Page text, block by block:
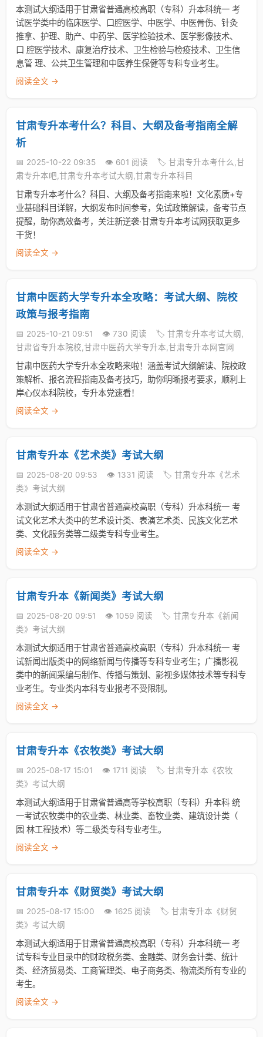
本测试大纲适用于甘肃省普通高校高职（专科）升本科统一 考
试医学类中的临床医学、口腔医学、中医学、中医骨伤、针灸
推拿、护理、助产、中药学、医学检验技术、医学影像技术、
口 腔医学技术、康复治疗技术、卫生检验与检疫技术、卫生信
息管 理、公共卫生管理和中医养生保健等专科专业考生。
阅读全文 →
甘肃专升本考什么？科目、大纲及备考指南全解
析
📅 2025-10-22 09:35 👁️ 601 阅读
🏷️ 甘肃专升本考什么,甘
肃专升本吧,甘肃专升本考试大纲,甘肃专升本科目
甘肃专升本考什么？科目、大纲及备考指南来啦！文化素质+专
业基础科目详解，大纲发布时间参考，免试政策解读，备考节点
提醒，助你高效备考，关注新逆袭·甘肃专升本考试网获取更多
干货！
阅读全文 →
甘肃中医药大学专升本全攻略：考试大纲、院校
政策与报考指南
📅 2025-10-21 09:51 👁️ 730 阅读
🏷️ 甘肃专升本考试大纲,
甘肃省专升本院校,甘肃中医药大学专升本,甘肃专升本网官网
甘肃中医药大学专升本全攻略来啦！涵盖考试大纲解读、院校政
策解析、报名流程指南及备考技巧，助你明晰报考要求，顺利上
岸心仪本科院校，专升本党速看！
阅读全文 →
甘肃专升本《艺术类》考试大纲
📅 2025-08-20 09:53 👁️ 1331 阅读
🏷️ 甘肃专升本《艺术
类》考试大纲
本测试大纲适用于甘肃省普通高校高职（专科）升本科统一 考
试文化艺术大类中的艺术设计类、表演艺术类、民族文化艺术
类、文化服务类等二级类专科专业考生。
阅读全文 →
甘肃专升本《新闻类》考试大纲
📅 2025-08-20 09:51 👁️ 1059 阅读
🏷️ 甘肃专升本《新闻
类》考试大纲
本测试大纲适用于甘肃省普通高校高职（专科）升本科统一 考
试新闻出版类中的网络新闻与传播等专科专业考生；广播影视
类中的新闻采编与制作、传播与策划、影视多媒体技术等专科专
业考生。专业类内本科专业报考不受限制。
阅读全文 →
甘肃专升本《农牧类》考试大纲
📅 2025-08-17 15:01 👁️ 1711 阅读
🏷️ 甘肃专升本《农牧
类》考试大纲
本测试大纲适用于甘肃省普通高等学校高职（专科）升本科 统
一考试农牧类中的农业类、林业类、畜牧业类、建筑设计类（
园 林工程技术）等二级类专科专业考生。
阅读全文 →
甘肃专升本《财贸类》考试大纲
📅 2025-08-17 15:00 👁️ 1625 阅读
🏷️ 甘肃专升本《财贸
类》考试大纲
本测试大纲适用于甘肃省普通高校高职（专科）升本科统一 考
试专科专业目录中的财政税务类、金融类、财务会计类、统计
类、经济贸易类、工商管理类、电子商务类、物流类所有专业的
考生。
阅读全文 →